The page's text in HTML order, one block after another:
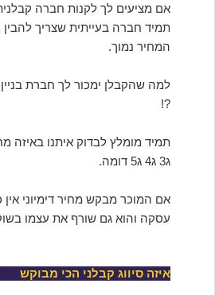
אם מציעים לך לקנות חברה
תמיד חברה בעייתית שצריך
המחיר נמוך.
למה שהקבלן ימכור לך חברת
?!
תמיד מומלץ לבדוק איתנו באיזה
ג3 ג4 ג5 דומה.
אם המוכר מבקש מחיר דימיוני אין
עסקה והוא גם שורף את עצמו
איזה סיווג קבלני הכי מבוקש